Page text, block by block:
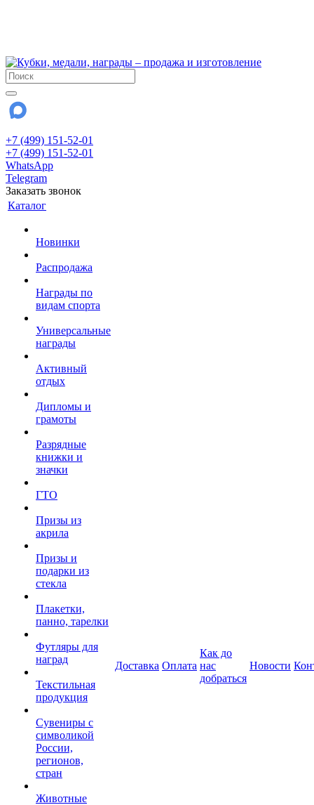
+7 (499) 151-52-01
+7 (499) 151-52-01
WhatsApp
Telegram
Заказать звонок
Каталог
Новинки
Распродажа
Награды по
видам спорта
Универсальные
награды
Активный
отдых
Дипломы и
грамоты
Разрядные
книжки и
значки
ГТО
Призы из
акрила
Призы и
подарки из
стекла
Плакетки,
панно, тарелки
Футляры для
наград
Текстильная
продукция
Сувениры с
символикой
России,
регионов,
стран
Животные
Доставка Оплата
Как до
нас
добраться
Новости